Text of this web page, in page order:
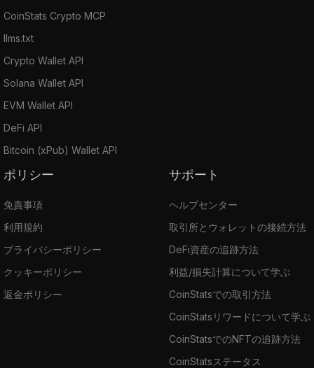
CoinStats Crypto MCP
llms.txt
Crypto Wallet API
Solana Wallet API
EVM Wallet API
DeFi API
Bitcoin (xPub) Wallet API
ポリシー
免責事項
利用規約
プライバシーポリシー
クッキーポリシー
返金ポリシー
サポート
ヘルプセンター
取引所とウォレットの接続方法
DeFi資産の追跡方法
利益/損失計算について学ぶ
CoinStatsでの取引方法
CoinStatsリワードについて学ぶ
CoinStatsでのNFTの追跡方法
CoinStatsステータス